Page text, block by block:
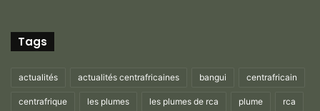
Tags
actualités actualités centrafricaines bangui centrafricain
centrafrique les plumes les plumes de rca plume rca